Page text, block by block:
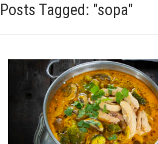
Posts Tagged: "sopa"